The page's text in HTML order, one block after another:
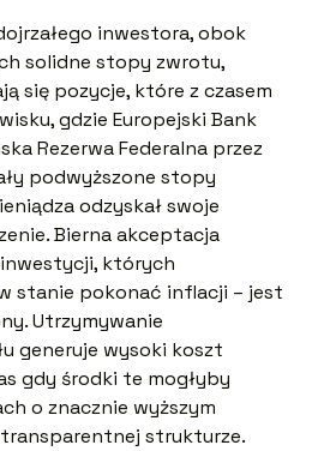
inwestora, obok
solidne stopy zwrotu,
się pozycje, które z czasem
gdzie Europejski Bank
Rezerwa Federalna przez
podwyższone stopy
odzyskał swoje
Bierna akceptacja
których
stanie pokonać inflacji – jest
Utrzymywanie
generuje wysoki koszt
gdy środki te mogłyby
o znacznie wyższym
strukturze.